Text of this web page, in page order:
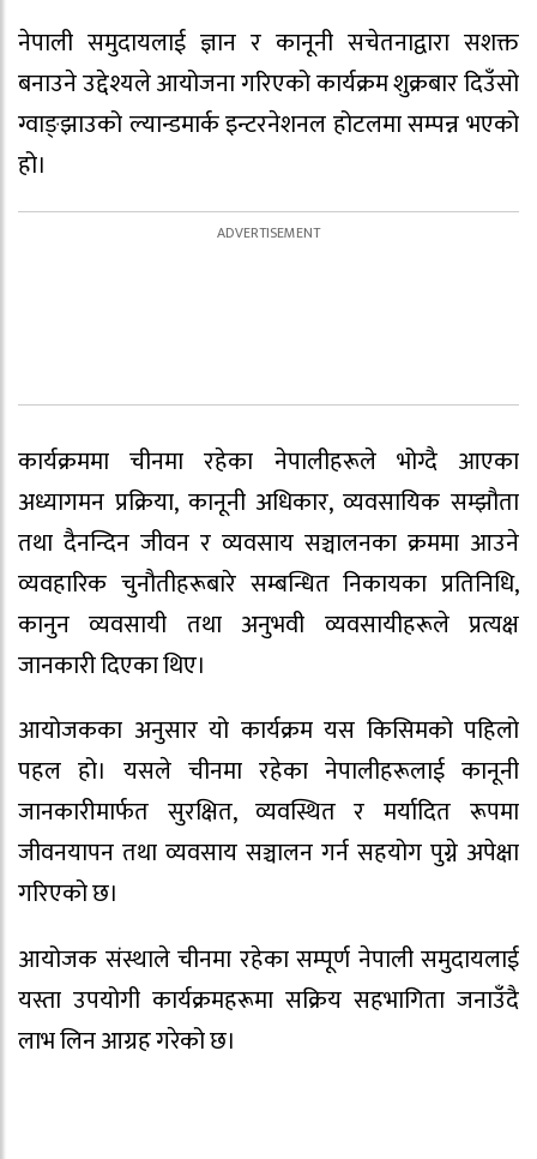
नेपाली समुदायलाई ज्ञान र कानूनी सचेतनाद्वारा सशक्त
बनाउने उद्देश्यले आयोजना गरिएको कार्यक्रम शुक्रबार दिउँसो
ग्वाङ्झाउको ल्यान्डमार्क इन्टरनेशनल होटलमा सम्पन्न भएको
हो।
कार्यक्रममा चीनमा रहेका नेपालीहरूले भोग्दै आएका
अध्यागमन प्रक्रिया, कानूनी अधिकार, व्यवसायिक सम्झौता
तथा दैनन्दिन जीवन र व्यवसाय सञ्चालनका क्रममा आउने
व्यवहारिक चुनौतीहरूबारे सम्बन्धित निकायका प्रतिनिधि,
कानुन व्यवसायी तथा अनुभवी व्यवसायीहरूले प्रत्यक्ष
जानकारी दिएका थिए।
आयोजकका अनुसार यो कार्यक्रम यस किसिमको पहिलो
पहल हो। यसले चीनमा रहेका नेपालीहरूलाई कानूनी
जानकारीमार्फत सुरक्षित, व्यवस्थित र मर्यादित रूपमा
जीवनयापन तथा व्यवसाय सञ्चालन गर्न सहयोग पुग्ने अपेक्षा
गरिएको छ।
आयोजक संस्थाले चीनमा रहेका सम्पूर्ण नेपाली समुदायलाई
यस्ता उपयोगी कार्यक्रमहरूमा सक्रिय सहभागिता जनाउँदै
लाभ लिन आग्रह गरेको छ।